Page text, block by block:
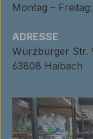
Montag –
ADRESSE
Würzburger Str.
63808 Haibach